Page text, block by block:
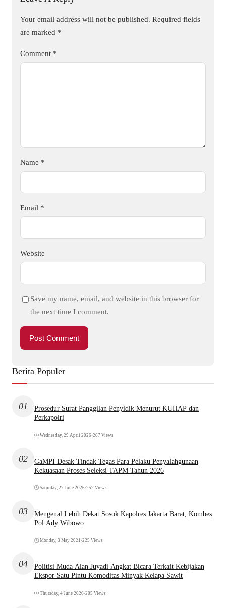
Your email address will not be published. Required fields
are marked *
Comment *
Name *
Email *
Website
Save my name, email, and website in this browser for
the next time I comment.
Berita Populer
01
Prosedur Surat Panggilan Penyidik Menurut KUHAP dan
Perkapolri
Wednesday, 29 April 2026•267 Views
02
GaMPI Desak Tindak Tegas Para Pelaku Penyalahgunaan
Kekuasaan Proses Seleksi TAPM Tahun 2026
Saturday, 27 June 2026•252 Views
03
Mengenal Lebih Dekat Sosok Kapolres Jakarta Barat, Kombes
Pol Ady Wibowo
Monday, 3 May 2021 •225 Views
04
Politisi Muda Alan Juyadi Angkat Bicara Terkait Kebijakan
Ekspor Satu Pintu Komoditas Minyak Kelapa Sawit
Thursday, 4 June 2026•205 Views